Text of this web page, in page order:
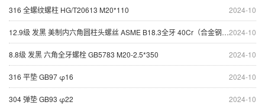
2024-10
316 全螺纹螺柱 HG/T20613 M20*110
2024-10
12.9级 发黑 美制内六角圆柱头螺丝 ASME B18.3全牙 40Cr（合金钢） 1/2-13*1-1/2
2024-10
8.8级 发黑 六角全牙螺栓 GB5783 M20-2.5*350
2024-10
316 平垫 GB97 φ16
2024-10
304 弹垫 GB93 φ22